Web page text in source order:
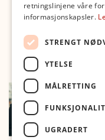
retningslinjene våre for
informasjonskapsler.
STRENGT
YTELSE
MÅLRETTING
UGRADERT